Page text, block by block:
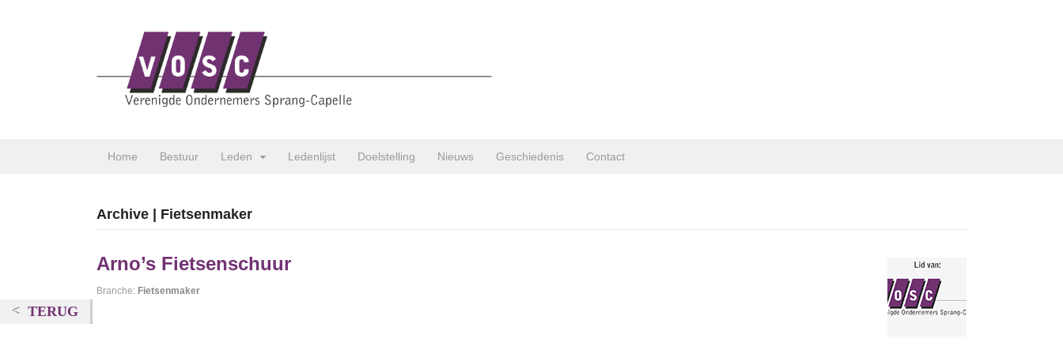
Home Bestuur Leden Ledenlijst Doelstelling Nieuws Geschiedenis Contact
Archive | Fietsenmaker
Arno’s Fietsenschuur
Branche: Fietsenmaker
TERUG